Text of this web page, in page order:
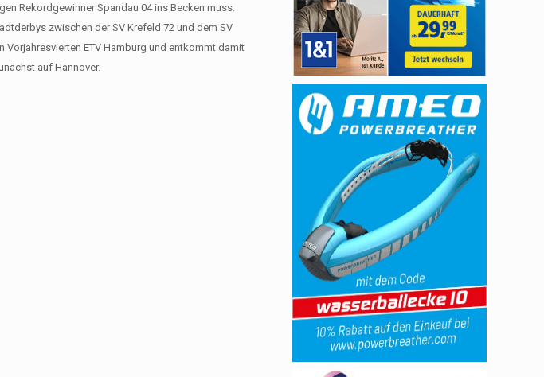
Rekordgewinner Spandau 04 ins Becken muss.
zwischen der SV Krefeld 72 und dem SV
ETV Hamburg und entkommt damit
auf Hannover.